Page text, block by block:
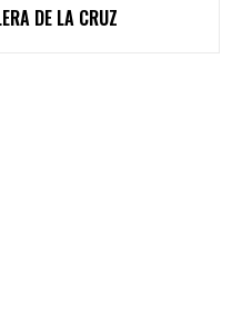
DE LA CRUZ